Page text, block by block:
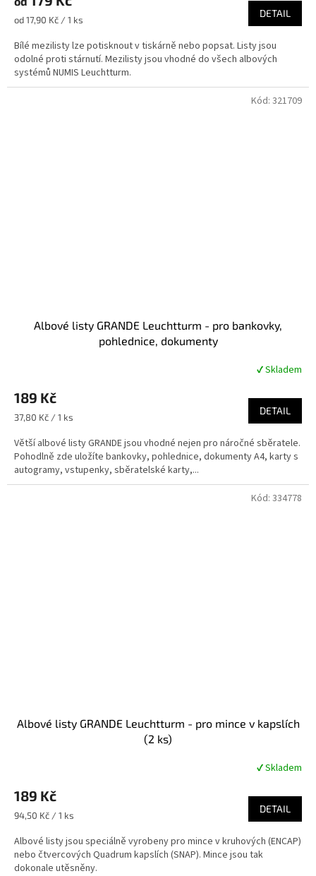
5,0
z
5
hvězdiček.
Měrná
od 17,90 Kč / 1 ks
DETAIL
Bílé mezilisty lze potisknout v tiskárně nebo popsat. Listy jsou
odolné proti stárnutí. Mezilisty jsou vhodné do všech albových
systémů NUMIS Leuchtturm.
Albové listy GRANDE Leuchtturm - pro bankovky,
pohlednice, dokumenty
produktu
je
5,0
z
5
hvězdiček.
✔ Skladem
189 Kč
Měrná
37,80 Kč / 1 ks
DETAIL
Větší albové listy GRANDE jsou vhodné nejen pro náročné sběratele.
Pohodlně zde uložíte bankovky, pohlednice, dokumenty A4, karty s
autogramy, vstupenky, sběratelské karty,...
Kód: 321709
Albové listy GRANDE Leuchtturm - pro mince v kapslích
(2 ks)
produktu
je
5,0
z
5
hvězdiček.
✔ Skladem
189 Kč
Měrná
94,50 Kč / 1 ks
DETAIL
Albové listy jsou speciálně vyrobeny pro mince v kruhových (ENCAP)
nebo čtvercových Quadrum kapslích (SNAP). Mince jsou tak
dokonale utěsněny.
Kód: 334778